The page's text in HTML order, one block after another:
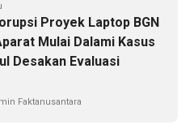
Proyek Laptop BGN
Mulai Dalami Kasus
Desakan Evaluasi
Faktanusantara